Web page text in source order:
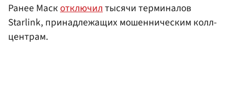
Ранее Маскотключилтысячи терминалов
Starlink, принадлежащих мошенническим колл-
центрам.